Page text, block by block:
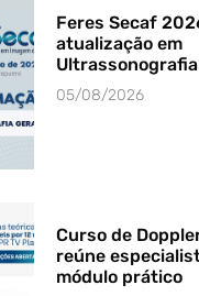
Feres Secaf
atualização em
05/08/2026
Curso de
reúne
módulo prático